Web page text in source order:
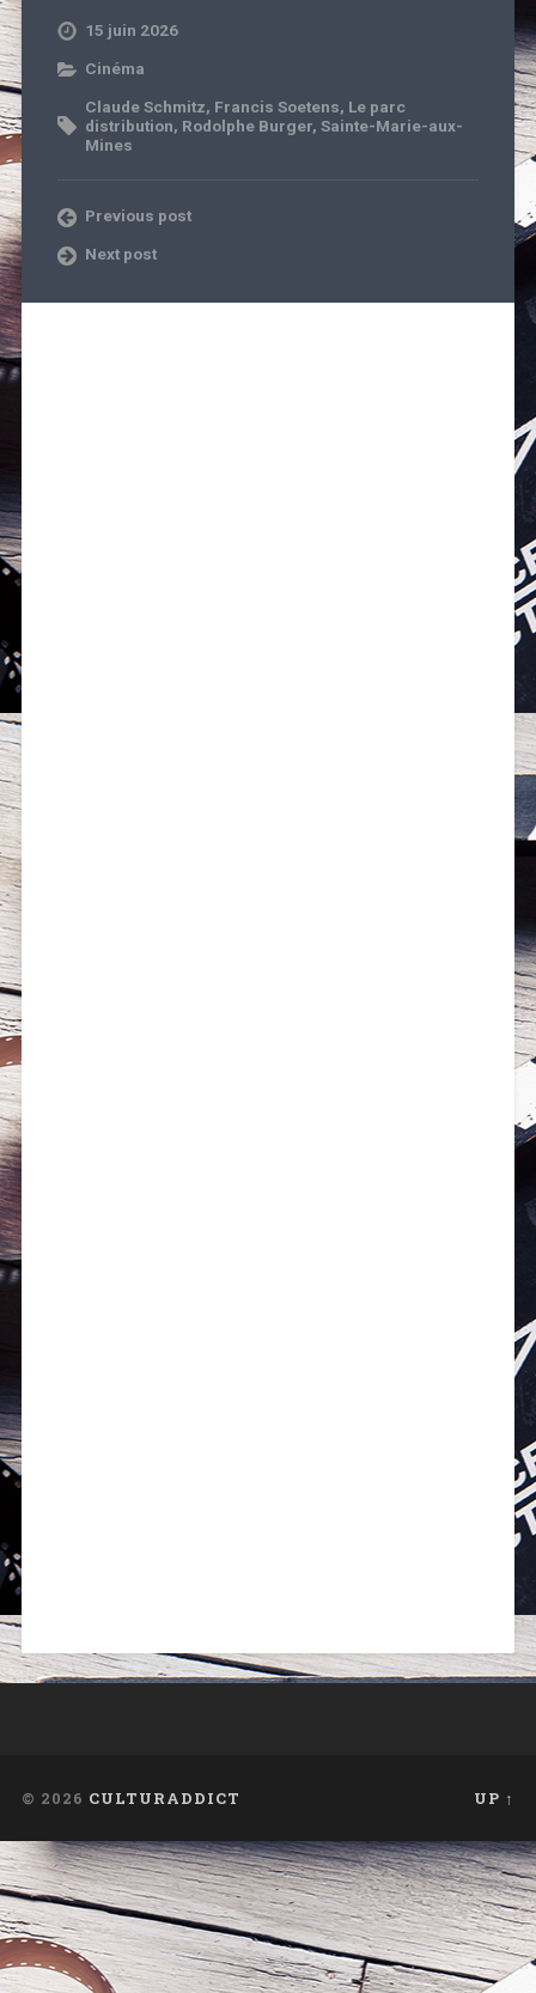
15 juin 2026
Cinéma
Claude Schmitz, Francis Soetens, Le parc
distribution, Rodolphe Burger, Sainte-Marie-aux-
Mines
Previous post
Next post
© 2026 CULTURADDICT UP ↑